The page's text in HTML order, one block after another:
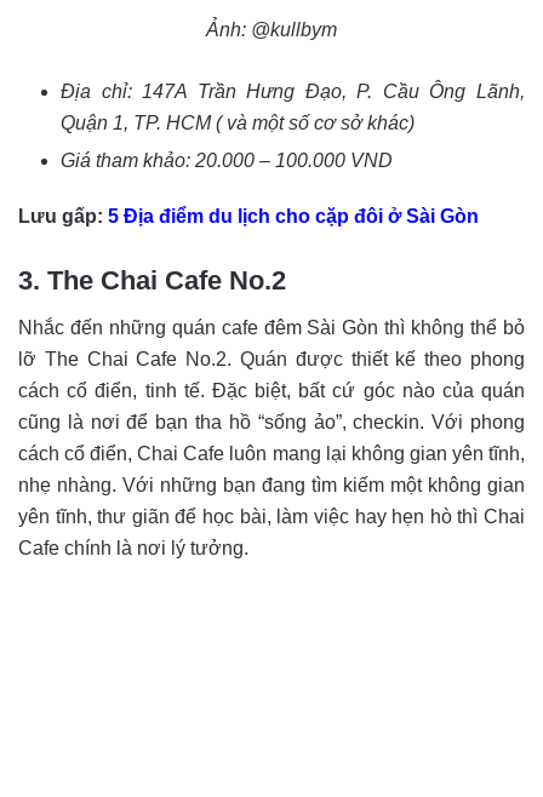
Ảnh: @kullbym
Địa chỉ: 147A Trần Hưng Đạo, P. Cầu Ông Lãnh,
Quận 1, TP. HCM( và một số cơ sở khác)
Giá tham khảo: 20.000 – 100.000 VND
Lưu gấp: 5 Địa điểm du lịch cho cặp đôi ở Sài Gòn
3. The Chai Cafe No.2
Nhắc đến những quán cafe đêm Sài Gòn thì không thể bỏ
lỡ The Chai Cafe No.2. Quán được thiết kế theo phong
cách cổ điển, tinh tế. Đặc biệt, bất cứ góc nào của quán
cũng là nơi để bạn tha hồ “sống ảo”, checkin. Với phong
cách cổ điển, Chai Cafe luôn mang lại không gian yên tĩnh,
nhẹ nhàng. Với những bạn đang tìm kiếm một không gian
yên tĩnh, thư giãn để học bài, làm việc hay hẹn hò thì Chai
Cafe chính là nơi lý tưởng.